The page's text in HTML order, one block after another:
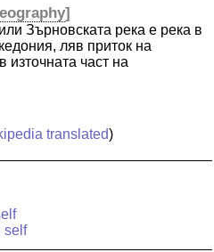
]
Зърновската река е река в
ляв приток на
източната част на
translated)
self